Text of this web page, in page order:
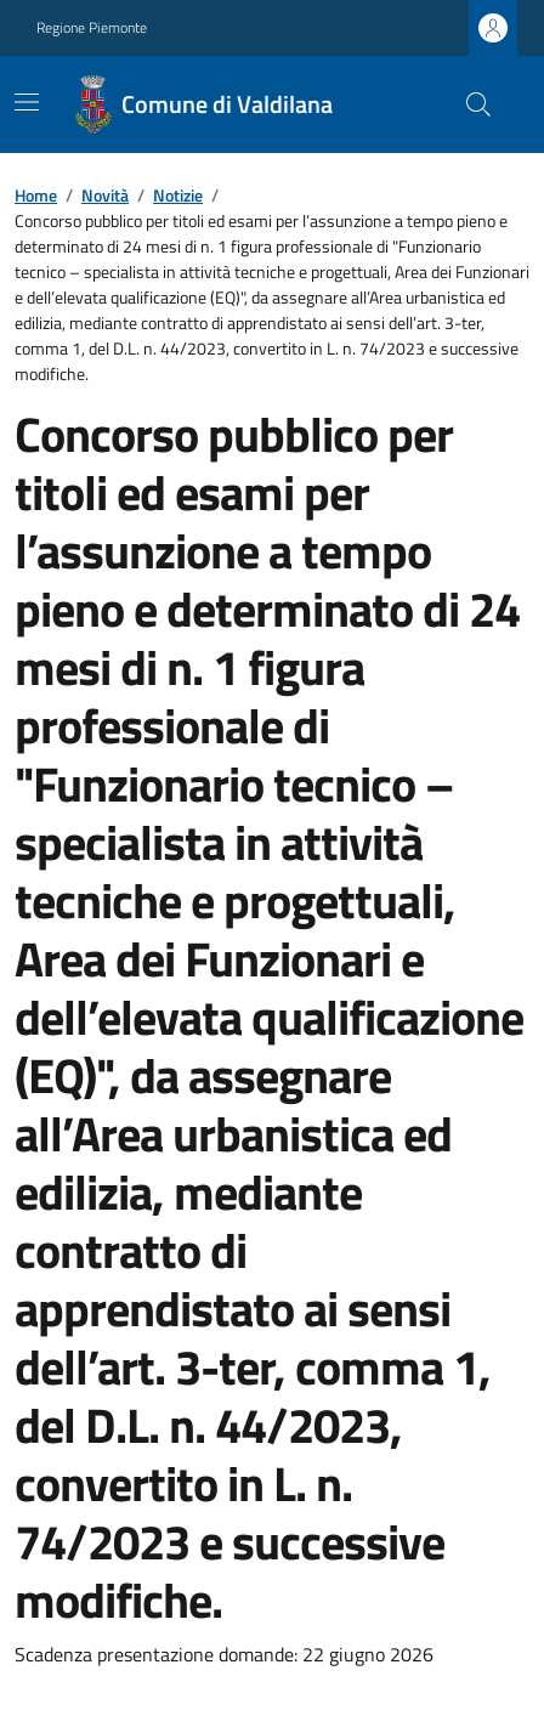
Regione Piemonte
Comune di Valdilana
Home / Novità / Notizie /
Concorso pubblico per titoli ed esami per l’assunzione a tempo pieno e
determinato di 24 mesi di n. 1 figura professionale di "Funzionario
tecnico – specialista in attività tecniche e progettuali, Area dei Funzionari
e dell’elevata qualificazione (EQ)", da assegnare all’Area urbanistica ed
edilizia, mediante contratto di apprendistato ai sensi dell’art. 3-ter,
comma 1, del D.L. n. 44/2023, convertito in L. n. 74/2023 e successive
modifiche.
Concorso pubblico per
titoli ed esami per
l’assunzione a tempo
pieno e determinato di 24
mesi di n. 1 figura
professionale di
"Funzionario tecnico –
specialista in attività
tecniche e progettuali,
Area dei Funzionari e
dell’elevata qualificazione
(EQ)", da assegnare
all’Area urbanistica ed
edilizia, mediante
contratto di
apprendistato ai sensi
dell’art. 3-ter, comma 1,
del D.L. n. 44/2023,
convertito in L. n.
74/2023 e successive
modifiche.
Scadenza presentazione domande: 22 giugno 2026